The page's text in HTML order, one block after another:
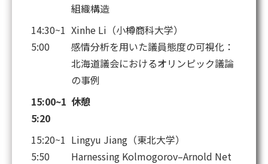
組織構造
14:30~1
5:00
Xinhe Li（小樽商科大学）
感情分析を用いた議員態度の可視化：
北海道議会におけるオリンピック議論
の事例
15:00~1
5:20
休憩
15:20~1
5:50
Lingyu Jiang（東北大学）
Harnessing Kolmogorov–Arnold Net